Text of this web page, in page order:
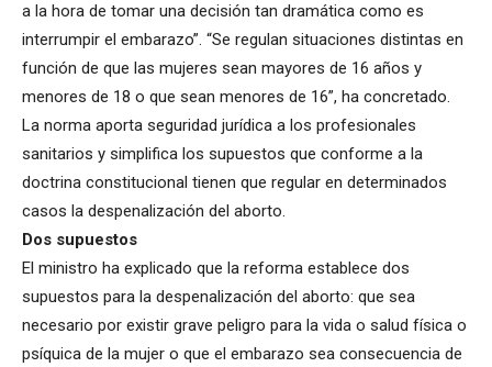
a la hora de tomar una decisión tan dramática como es
interrumpir el embarazo”. “Se regulan situaciones distintas en
función de que las mujeres sean mayores de 16 años y
menores de 18 o que sean menores de 16”, ha concretado.
La norma aporta seguridad jurídica a los profesionales
sanitarios y simplifica los supuestos que conforme a la
doctrina constitucional tienen que regular en determinados
casos la despenalización del aborto.
Dos supuestos
El ministro ha explicado que la reforma establece dos
supuestos para la despenalización del aborto: que sea
necesario por existir grave peligro para la vida o salud física o
psíquica de la mujer o que el embarazo sea consecuencia de